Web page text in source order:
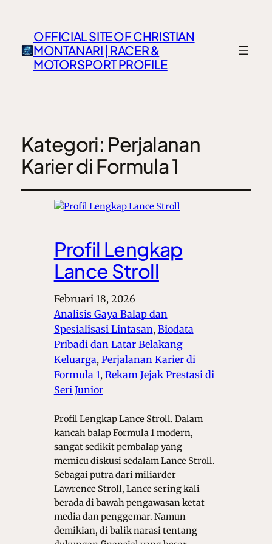
OFFICIAL SITE OF CHRISTIAN
MONTANARI | RACER &
MOTORSPORT PROFILE
Kategori: Perjalanan
Karier di Formula 1
Profil Lengkap
Lance Stroll
Februari 18, 2026
Analisis Gaya Balap dan
Spesialisasi Lintasan, Biodata
Pribadi dan Latar Belakang
Keluarga, Perjalanan Karier di
Formula 1, Rekam Jejak Prestasi di
Seri Junior
Profil Lengkap Lance Stroll. Dalam
kancah balap Formula 1 modern,
sangat sedikit pembalap yang
memicu diskusi sedalam Lance Stroll.
Sebagai putra dari miliarder
Lawrence Stroll, Lance sering kali
berada di bawah pengawasan ketat
media dan penggemar. Namun
demikian, di balik narasi tentang